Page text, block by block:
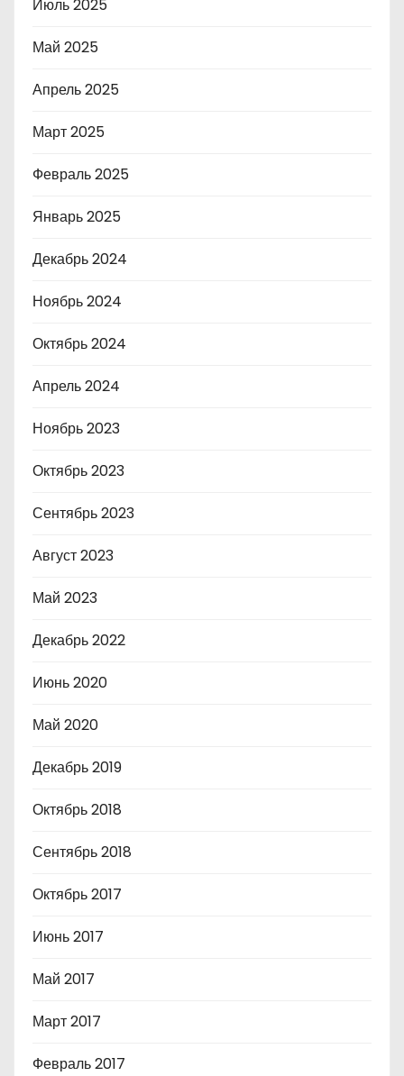
Июль 2025
Май 2025
Апрель 2025
Март 2025
Февраль 2025
Январь 2025
Декабрь 2024
Ноябрь 2024
Октябрь 2024
Апрель 2024
Ноябрь 2023
Октябрь 2023
Сентябрь 2023
Август 2023
Май 2023
Декабрь 2022
Июнь 2020
Май 2020
Декабрь 2019
Октябрь 2018
Сентябрь 2018
Октябрь 2017
Июнь 2017
Май 2017
Март 2017
Февраль 2017